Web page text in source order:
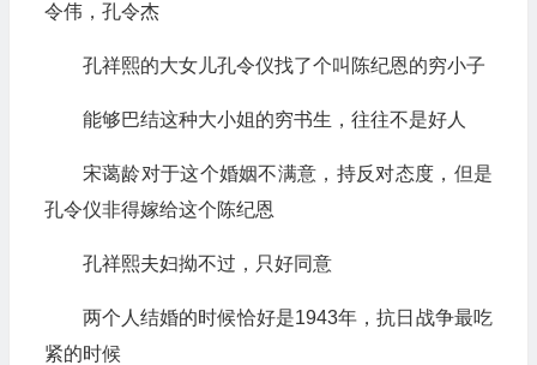
令伟，孔令杰
孔祥熙的大女儿孔令仪找了个叫陈纪恩的穷小子
能够巴结这种大小姐的穷书生，往往不是好人
宋蔼龄对于这个婚姻不满意，持反对态度，但是
孔令仪非得嫁给这个陈纪恩
孔祥熙夫妇拗不过，只好同意
两个人结婚的时候恰好是1943年，抗日战争最吃
紧的时候